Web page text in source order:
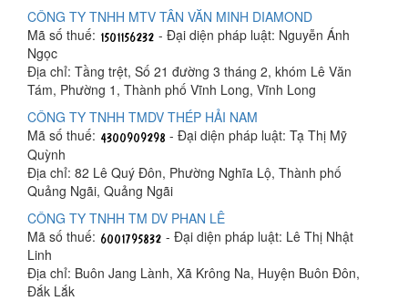
CÔNG TY TNHH MTV TÂN VĂN MINH DIAMOND
Mã số thuế:
- Đại diện pháp luật: Nguyễn Ánh
Ngọc
Địa chỉ: Tầng trệt, Số 21 đường 3 tháng 2, khóm Lê Văn
Tám, Phường 1, Thành phố Vĩnh Long, Vĩnh Long
CÔNG TY TNHH TMDV THÉP HẢI NAM
Mã số thuế:
- Đại diện pháp luật: Tạ Thị Mỹ
Quỳnh
Địa chỉ: 82 Lê Quý Đôn, Phường Nghĩa Lộ, Thành phố
Quảng Ngãi, Quảng Ngãi
CÔNG TY TNHH TM DV PHAN LÊ
Mã số thuế:
- Đại diện pháp luật: Lê Thị Nhật
Linh
Địa chỉ: Buôn Jang Lành, Xã Krông Na, Huyện Buôn Đôn,
Đắk Lắk